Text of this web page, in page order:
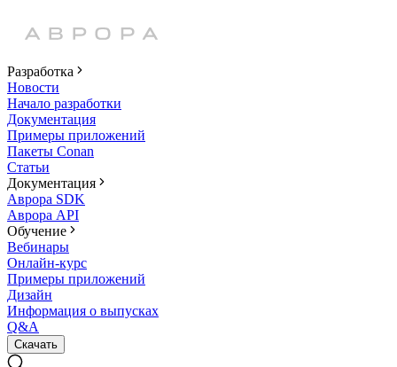
Разработка
Новости
Начало разработки
Документация
Примеры приложений
Пакеты Conan
Статьи
Документация
Аврора SDK
Аврора API
Обучение
Вебинары
Онлайн-курс
Примеры приложений
Дизайн
Информация о выпусках
Q&A
Скачать